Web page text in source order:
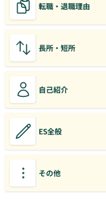
転職・退職理由
長所・短所
自己紹介
ES全般
その他